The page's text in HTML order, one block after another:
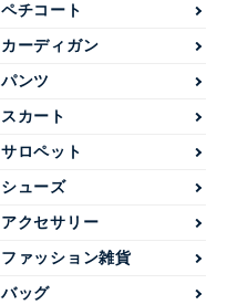
ペチコート
カーディガン
パンツ
スカート
サロペット
シューズ
アクセサリー
ファッション雑貨
バッグ